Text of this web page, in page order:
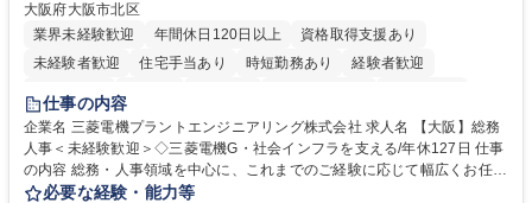
大阪府大阪市北区
業界未経験歓迎
年間休日120日以上
資格取得支援あり
未経験者歓迎
住宅手当あり 時短勤務あり
経験者歓迎
退職金あり
駅近5分以内
土日祝休み 服装自由 寮・社宅あり 食事補助あり
仕事の内容
企業名 三菱電機プラントエンジニアリング株式会社 求人名 【大阪】総務
人事＜未経験歓迎＞◇三菱電機G・社会インフラを支える/年休127日 仕事
の内容 総務・人事領域を中心に、これまでのご経験に応じて幅広くお任せ
します。 ＜具体的には＞ ・総務/人事労務（給与・社保・勤怠管理など）
必要な経験・能力等